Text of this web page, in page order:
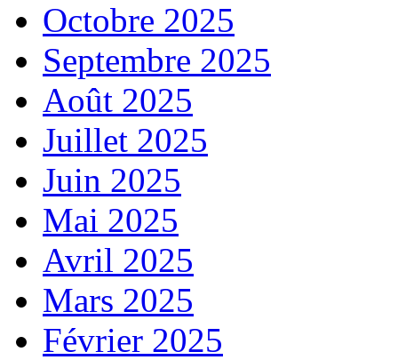
Octobre 2025
Septembre 2025
Août 2025
Juillet 2025
Juin 2025
Mai 2025
Avril 2025
Mars 2025
Février 2025